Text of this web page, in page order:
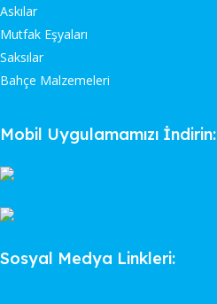
Askılar
Mutfak Eşyaları
Saksılar
Bahçe Malzemeleri
Mobil Uygulamamızı İndirin:
Sosyal Medya Linkleri: